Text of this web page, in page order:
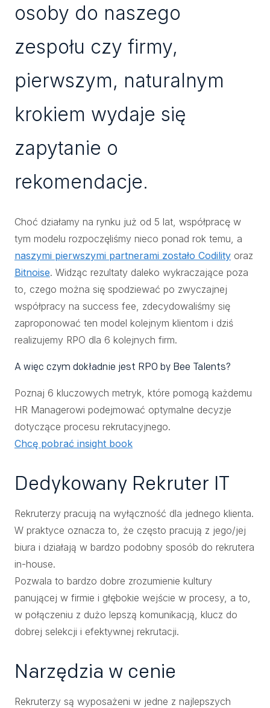
osoby do naszego
zespołu czy firmy,
pierwszym, naturalnym
krokiem wydaje się
zapytanie o
rekomendacje.
Choć działamy na rynku już od 5 lat, współpracę w
tym modelu rozpoczęliśmy nieco ponad rok temu, a
naszymi pierwszymi partnerami zostało Codility oraz
Bitnoise. Widząc rezultaty daleko wykraczające poza
to, czego można się spodziewać po zwyczajnej
współpracy na success fee, zdecydowaliśmy się
zaproponować ten model kolejnym klientom i dziś
realizujemy RPO dla 6 kolejnych firm.
A więc czym dokładnie jest RPO by Bee Talents?
Poznaj 6 kluczowych metryk, które pomogą każdemu
HR Managerowi podejmować optymalne decyzje
dotyczące procesu rekrutacyjnego.
Chcę pobrać insight book
Dedykowany Rekruter IT
Rekruterzy pracują na wyłączność dla jednego klienta.
W praktyce oznacza to, że często pracują z jego/jej
biura i działają w bardzo podobny sposób do rekrutera
in-house.
Pozwala to bardzo dobre zrozumienie kultury
panującej w firmie i głębokie wejście w procesy, a to,
w połączeniu z dużo lepszą komunikacją, klucz do
dobrej selekcji i efektywnej rekrutacji.
Narzędzia w cenie
Rekruterzy są wyposażeni w jedne z najlepszych